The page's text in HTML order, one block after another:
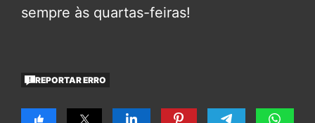
sempre às quartas-feiras!
REPORTAR ERRO